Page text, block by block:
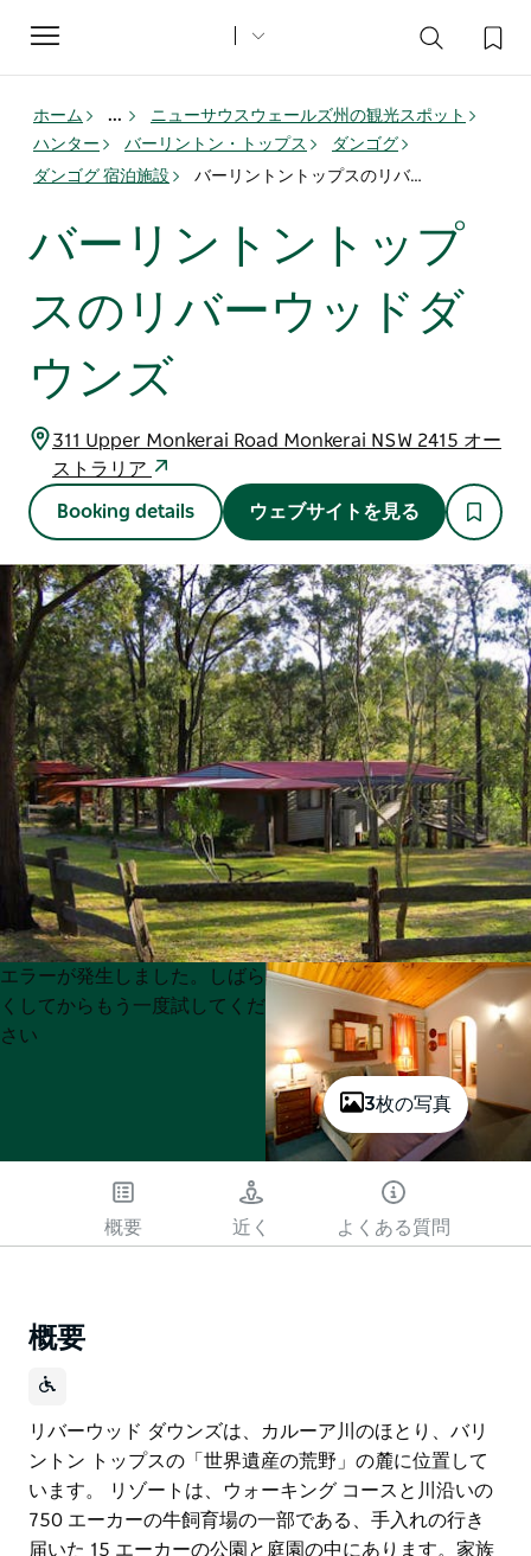
Toggle
navigation
ホーム ...
ニューサウスウェールズ州の観光スポット
ハンター
バーリントン・トップス
ダンゴグ
ダンゴグ 宿泊施設
バーリントントップスのリバーウッドダウンズ
バーリントントップ
スのリバーウッドダ
ウンズ
311 Upper Monkerai Road Monkerai NSW 2415 オー
ストラリア
Booking details ウェブサイトを見る
3枚の写真
Product
List
Product
List
エラーが発生しました。しばら
くしてからもう一度試してくだ
さい
概要 近く よくある質問
概要
リバーウッド ダウンズは、カルーア川のほとり、バリ
ントン トップスの「世界遺産の荒野」の麓に位置して
います。 リゾートは、ウォーキング コースと川沿いの
750 エーカーの牛飼育場の一部である、手入れの行き
届いた 15 エーカーの公園と庭園の中にあります。家族